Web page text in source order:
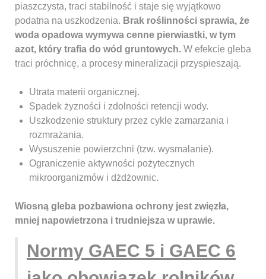
piaszczysta, traci stabilność i staje się wyjątkowo
podatna na uszkodzenia. Brak roślinności sprawia, że
woda opadowa wymywa cenne pierwiastki, w tym
azot, który trafia do wód gruntowych. W efekcie gleba
traci próchnicę, a procesy mineralizacji przyspieszają.
Utrata materii organicznej.
Spadek żyzności i zdolności retencji wody.
Uszkodzenie struktury przez cykle zamarzania i
rozmrażania.
Wysuszenie powierzchni (tzw. wysmalanie).
Ograniczenie aktywności pożytecznych
mikroorganizmów i dżdżownic.
Wiosną gleba pozbawiona ochrony jest zwięzła,
mniej napowietrzona i trudniejsza w uprawie.
Normy GAEC 5 i GAEC 6